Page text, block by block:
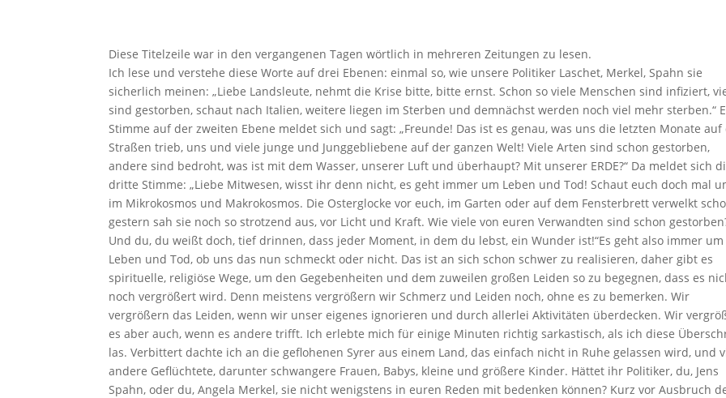
Diese Titelzeile war in den vergangenen Tagen wörtlich in mehreren Zeitungen zu lesen.
Ich lese und verstehe diese Worte auf drei Ebenen: einmal so, wie unsere Politiker Laschet, Merkel, Spahn sie
sicherlich meinen: „Liebe Landsleute, nehmt die Krise bitte, bitte ernst. Schon so viele Menschen sind infiziert,
sind gestorben, schaut nach Italien, weitere liegen im Sterben und demnächst werden noch viel mehr sterben.“
Stimme auf der zweiten Ebene meldet sich und sagt: „Freunde! Das ist es genau, was uns die letzten Monate auf
Straßen trieb, uns und viele junge und Junggebliebene auf der ganzen Welt! Viele Arten sind schon gestorben,
andere sind bedroht, was ist mit dem Wasser, unserer Luft und überhaupt? Mit unserer ERDE?“ Da meldet sich
dritte Stimme: „Liebe Mitwesen, wisst ihr denn nicht, es geht immer um Leben und Tod! Schaut euch doch mal
im Mikrokosmos und Makrokosmos. Die Osterglocke vor euch, im Garten oder auf dem Fensterbrett verwelkt
gestern sah sie noch so strotzend aus, vor Licht und Kraft. Wie viele von euren Verwandten sind schon
Und du, du weißt doch, tief drinnen, dass jeder Moment, in dem du lebst, ein Wunder ist!“Es geht also immer um
Leben und Tod, ob uns das nun schmeckt oder nicht. Das ist an sich schon schwer zu realisieren, daher gibt es
spirituelle, religiöse Wege, um den Gegebenheiten und dem zuweilen großen Leiden so zu begegnen, dass es
noch vergrößert wird. Denn meistens vergrößern wir Schmerz und Leiden noch, ohne es zu bemerken. Wir
vergrößern das Leiden, wenn wir unser eigenes ignorieren und durch allerlei Aktivitäten überdecken. Wir
es aber auch, wenn es andere trifft. Ich erlebte mich für einige Minuten richtig sarkastisch, als ich diese
las. Verbittert dachte ich an die geflohenen Syrer aus einem Land, das einfach nicht in Ruhe gelassen wird, und
andere Geflüchtete, darunter schwangere Frauen, Babys, kleine und größere Kinder. Hättet ihr Politiker, du, Jens
Spahn, oder du, Angela Merkel, sie nicht wenigstens in euren Reden mit bedenken können? Kurz vor Ausbruch